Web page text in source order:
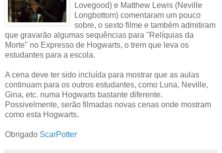
Lovegood) e Matthew Lewis (Neville
Longbottom) comentaram um pouco
sobre, o sexto filme e também admitiram
que gravarão algumas sequências para "Relíquias da
Morte" no Expresso de Hogwarts, o trem que leva os
estudantes para a escola.
A cena deve ter sido incluída para mostrar que as aulas
continuam para os outros estudantes, como Luna, Neville,
Gina, etc. numa Hogwarts bastante diferente.
Possivelmente, serão filmadas novas cenas onde mostram
como esta Hogwarts.
Obrigado ScarPotter